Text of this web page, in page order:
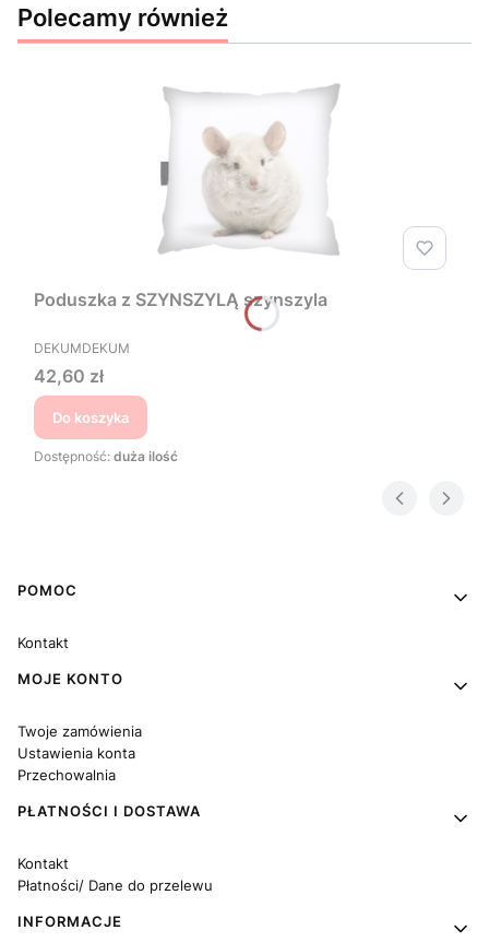
Polecamy również
Poduszka z SZYNSZYLĄ szynszyla
PRODUCENT
DEKUMDEKUM
Cena
42,60 zł
Do koszyka
Dostępność: duża ilość
Linki w stopce
POMOC
Kontakt
MOJE KONTO
Twoje zamówienia
Ustawienia konta
Przechowalnia
PŁATNOŚCI I DOSTAWA
Kontakt
Płatności/ Dane do przelewu
INFORMACJE